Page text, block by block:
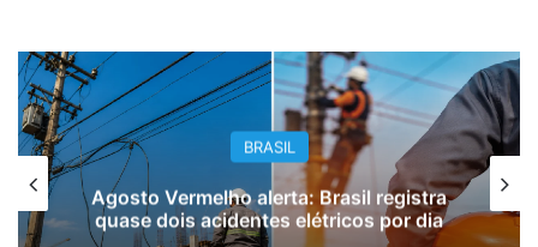
BRASIL
Agosto Vermelho alerta: Brasil registra
quase dois acidentes elétricos por dia